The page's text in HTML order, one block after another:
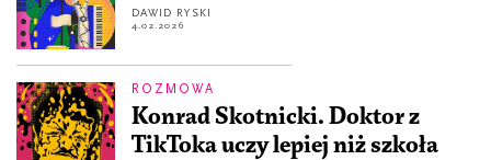
DAWID RYSKI
4.02.2026
ROZMOWA
Konrad Skotnicki. Doktor z
TikToka uczy lepiej niż szkoła